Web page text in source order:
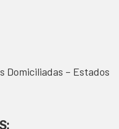
Domiciliadas – Estados